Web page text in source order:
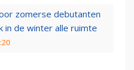
zomerse debutanten
in de winter alle ruimte